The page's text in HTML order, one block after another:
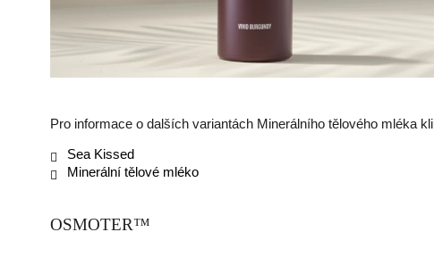
Pro informace o dalších variantách Minerálního tělového mléka
Sea Kissed
Minerální tělové mléko
OSMOTER™